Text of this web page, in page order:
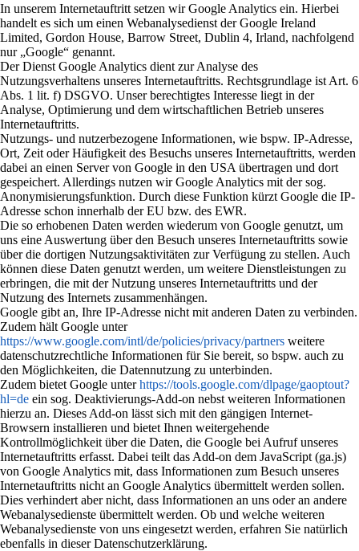
In unserem Internetauftritt setzen wir Google Analytics ein. Hierbei
handelt es sich um einen Webanalysedienst der Google Ireland
Limited, Gordon House, Barrow Street, Dublin 4, Irland, nachfolgend
nur „Google“ genannt.
Der Dienst Google Analytics dient zur Analyse des
Nutzungsverhaltens unseres Internetauftritts. Rechtsgrundlage ist Art. 6
Abs. 1 lit. f) DSGVO. Unser berechtigtes Interesse liegt in der
Analyse, Optimierung und dem wirtschaftlichen Betrieb unseres
Internetauftritts.
Nutzungs- und nutzerbezogene Informationen, wie bspw. IP-Adresse,
Ort, Zeit oder Häufigkeit des Besuchs unseres Internetauftritts, werden
dabei an einen Server von Google in den USA übertragen und dort
gespeichert. Allerdings nutzen wir Google Analytics mit der sog.
Anonymisierungsfunktion. Durch diese Funktion kürzt Google die IP-
Adresse schon innerhalb der EU bzw. des EWR.
Die so erhobenen Daten werden wiederum von Google genutzt, um
uns eine Auswertung über den Besuch unseres Internetauftritts sowie
über die dortigen Nutzungsaktivitäten zur Verfügung zu stellen. Auch
können diese Daten genutzt werden, um weitere Dienstleistungen zu
erbringen, die mit der Nutzung unseres Internetauftritts und der
Nutzung des Internets zusammenhängen.
Google gibt an, Ihre IP-Adresse nicht mit anderen Daten zu verbinden.
Zudem hält Google unter
https://www.google.com/intl/de/policies/privacy/partners weitere
datenschutzrechtliche Informationen für Sie bereit, so bspw. auch zu
den Möglichkeiten, die Datennutzung zu unterbinden.
Zudem bietet Google unterhttps://tools.google.com/dlpage/gaoptout?
hl=de ein sog. Deaktivierungs-Add-on nebst weiteren Informationen
hierzu an. Dieses Add-on lässt sich mit den gängigen Internet-
Browsern installieren und bietet Ihnen weitergehende
Kontrollmöglichkeit über die Daten, die Google bei Aufruf unseres
Internetauftritts erfasst. Dabei teilt das Add-on dem JavaScript (ga.js)
von Google Analytics mit, dass Informationen zum Besuch unseres
Internetauftritts nicht an Google Analytics übermittelt werden sollen.
Dies verhindert aber nicht, dass Informationen an uns oder an andere
Webanalysedienste übermittelt werden. Ob und welche weiteren
Webanalysedienste von uns eingesetzt werden, erfahren Sie natürlich
ebenfalls in dieser Datenschutzerklärung.